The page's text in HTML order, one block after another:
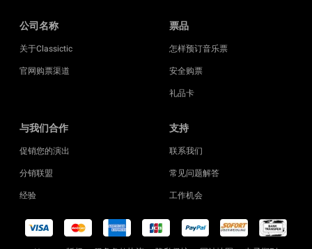
公司名称
关于Classictic
官网购票渠道
票品
怎样预订音乐票
安全购票
礼品卡
与我们合作
促销您的演出
分销联盟
经验
支持
联系我们
常见问题解答
工作机会